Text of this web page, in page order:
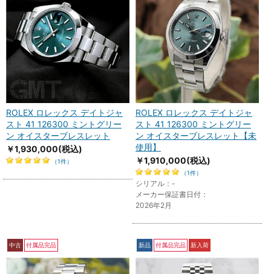
ROLEX ロレックス デイトジャ
スト 41 126300 ミントグリー
ン オイスターブレスレット
￥1,930,000(税込)
（1件）
ROLEX ロレックス デイトジャ
スト 41 126300 ミントグリー
ン オイスターブレスレット【未
使用】
￥1,910,000(税込)
（1件）
シリアル：-
メーカー保証書日付：
2026年2月
中古 付属品完品 新品 付属品完品 新入荷